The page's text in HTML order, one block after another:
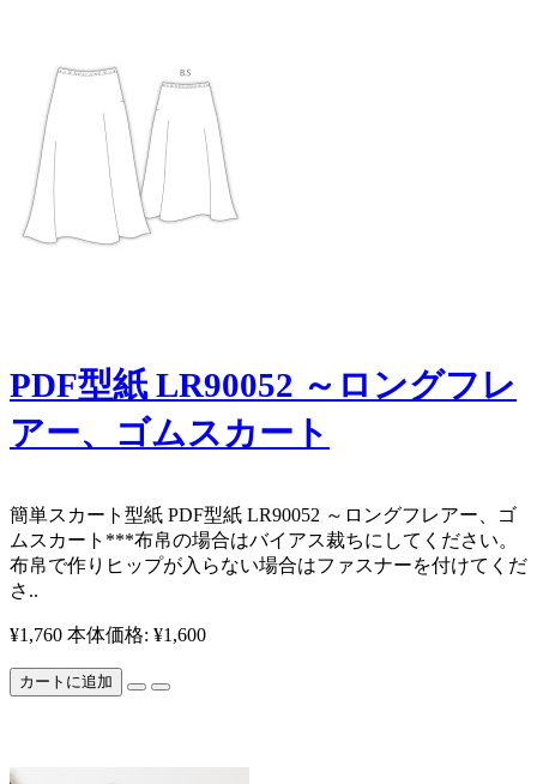
PDF型紙 LR90052 ～ロングフレ
アー、ゴムスカート
​簡単スカート型紙 PDF型紙 LR90052 ～ロングフレアー、ゴ
ムスカート ​ ***布帛の場合はバイアス裁ちにしてください。
布帛で作りヒップが入らない場合はファスナーを付けてくだ
さ..
¥1,760 本体価格: ¥1,600
カートに追加